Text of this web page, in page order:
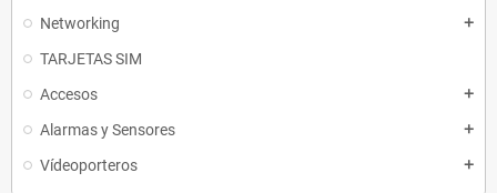
Networking
add
TARJETAS SIM
Accesos
add
Alarmas y Sensores add
Vídeoporteros add